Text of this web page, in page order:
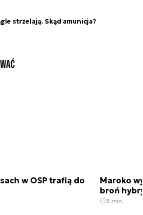
strzelają. Skąd amunicja?
w OSP trafią do
Maroko
broń
3 min.